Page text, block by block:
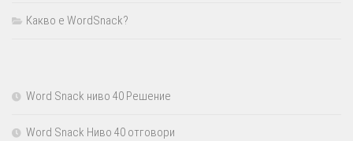
Какво е WordSnack?
Word Snack ниво 40 Решение
Word Snack Ниво 40 отговори